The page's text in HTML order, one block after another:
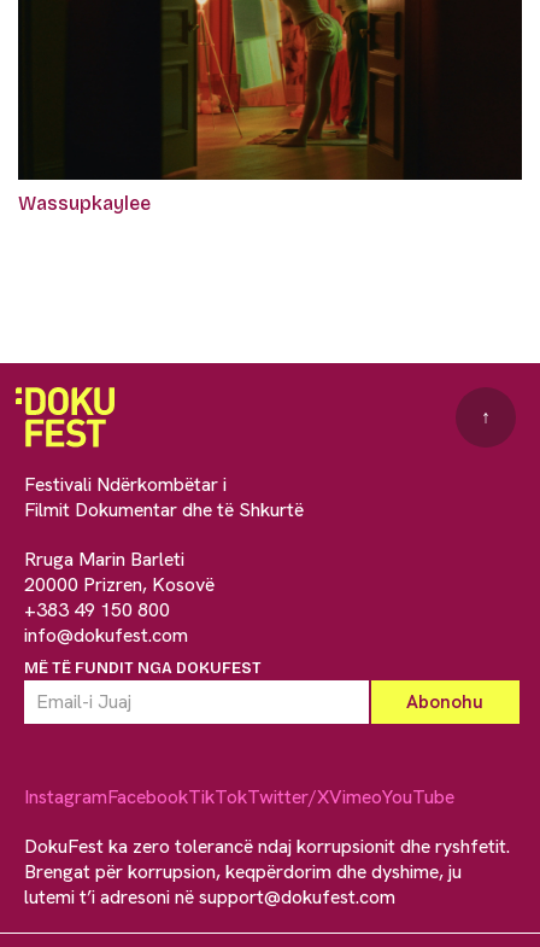
Wassupkaylee
Festivali Ndërkombëtar i
Filmit Dokumentar dhe të Shkurtë
Rruga Marin Barleti
20000 Prizren, Kosovë
+383 49 150 800
info@dokufest.com
MË TË FUNDIT NGA DOKUFEST
↑
InstagramFacebookTikTokTwitter/XVimeoYouTube
DokuFest ka zero tolerancë ndaj korrupsionit dhe ryshfetit.
Brengat për korrupsion, keqpërdorim dhe dyshime, ju
lutemi t’i adresoni nësupport@dokufest.com